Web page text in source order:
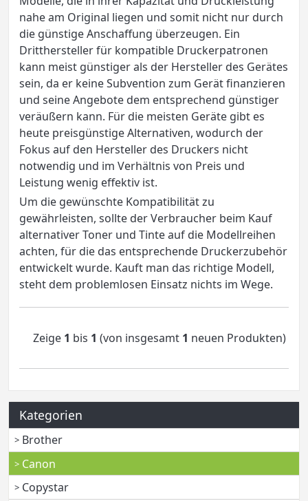
nahe am Original liegen und somit nicht nur durch
die günstige Anschaffung überzeugen. Ein
Dritthersteller für kompatible Druckerpatronen
kann meist günstiger als der Hersteller des Gerätes
sein, da er keine Subvention zum Gerät finanzieren
und seine Angebote dem entsprechend günstiger
veräußern kann. Für die meisten Geräte gibt es
heute preisgünstige Alternativen, wodurch der
Fokus auf den Hersteller des Druckers nicht
notwendig und im Verhältnis von Preis und
Leistung wenig effektiv ist.
Um die gewünschte Kompatibilität zu
gewährleisten, sollte der Verbraucher beim Kauf
alternativer Toner und Tinte auf die Modellreihen
achten, für die das entsprechende Druckerzubehör
entwickelt wurde. Kauft man das richtige Modell,
steht dem problemlosen Einsatz nichts im Wege.
Zeige 1 bis 1 (von insgesamt 1 neuen Produkten)
Kategorien
Brother
Canon
Copystar